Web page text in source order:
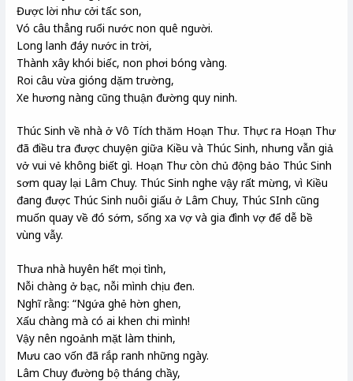
Được lời như cởi tấc son,
Vó câu thẳng ruổi nước non quê người.
Long lanh đáy nước in trời,
Thành xây khói biếc, non phơi bóng vàng.
Roi câu vừa gióng dặm trường,
Xe hương nàng cũng thuận đường quy ninh.
Thúc Sinh về nhà ở Vô Tích thăm Hoạn Thư. Thực ra Hoạn Thư
đã điều tra được chuyện giữa Kiều và Thúc Sinh, nhưng vẫn giả
vở vui vẻ không biết gì. Hoạn Thư còn chủ động bảo Thúc Sinh
sơm quay lại Lâm Chuy. Thúc Sinh nghe vậy rất mừng, vì Kiều
đang được Thúc Sinh nuôi giấu ở Lâm Chuy, Thúc SInh cũng
muốn quay về đó sớm, sống xa vợ và gia đình vợ để dễ bề
vùng vẫy.
Thưa nhà huyên hết mọi tình,
Nỗi chàng ở bạc, nỗi mình chịu đen.
Nghĩ rằng: “Ngứa ghẻ hờn ghen,
Xấu chàng mà có ai khen chi mình!
Vậy nên ngoảnh mặt làm thinh,
Mưu cao vốn đã rắp ranh những ngày.
Lâm Chuy đường bộ tháng chầy,